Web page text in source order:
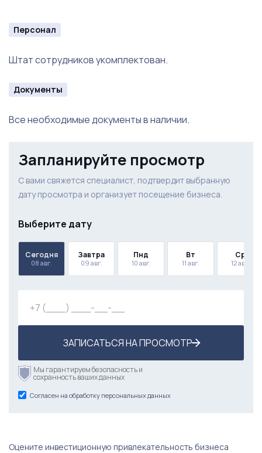
Персонал
Штат сотрудников укомплектован.
Документы
Все необходимые документы в наличии.
Запланируйте просмотр
С вами свяжется специалист, подтвердит выбранную
дату просмотра и организует посещение бизнеса.
Выберите дату
Сегодня
08 авг.
Завтра
09 авг.
Пнд
10 авг.
Вт
11 авг.
Ср
12 авг.
ЗАПИСАТЬСЯ НА ПРОСМОТР
Мы гарантируем безопасность и
сохранность ваших данных
Согласен на обработку персональных данных
Оцените инвестиционную привлекательность бизнеса